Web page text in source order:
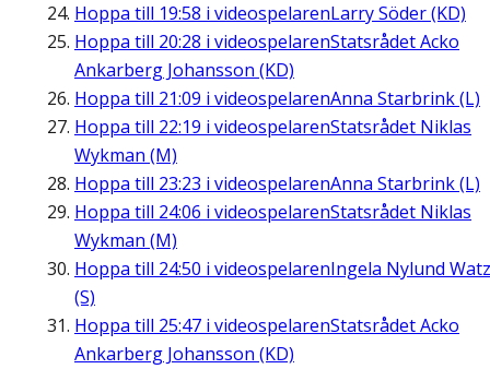
Hoppa till 19:58 i videospelarenLarry Söder (KD)
Hoppa till 20:28 i videospelarenStatsrådet Acko
Ankarberg Johansson (KD)
Hoppa till 21:09 i videospelarenAnna Starbrink (L)
Hoppa till 22:19 i videospelarenStatsrådet Niklas
Wykman (M)
Hoppa till 23:23 i videospelarenAnna Starbrink (L)
Hoppa till 24:06 i videospelarenStatsrådet Niklas
Wykman (M)
Hoppa till 24:50 i videospelarenIngela Nylund Watz
(S)
Hoppa till 25:47 i videospelarenStatsrådet Acko
Ankarberg Johansson (KD)